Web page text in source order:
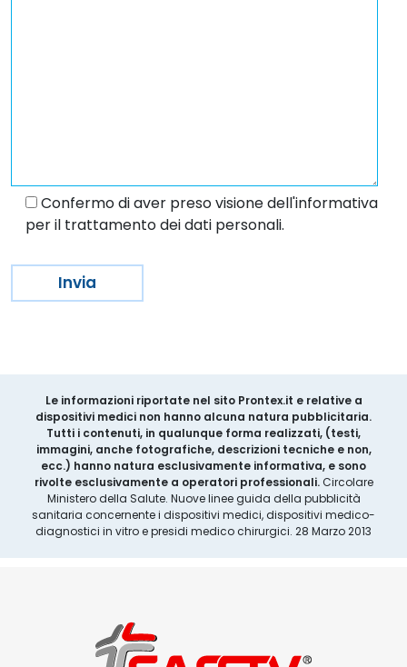
Confermo di aver preso visione dell'informativa
per il trattamento dei dati personali.
Le informazioni riportate nel sito Prontex.it e relative a
dispositivi medici non hanno alcuna natura pubblicitaria.
Tutti i contenuti, in qualunque forma realizzati, (testi,
immagini, anche fotografiche, descrizioni tecniche e non,
ecc.) hanno natura esclusivamente informativa, e sono
rivolte esclusivamente a operatori professionali.Circolare
Ministero della Salute. Nuove linee guida della pubblicità
sanitaria concernente i dispositivi medici, dispositivi medico-
diagnostici in vitro e presidi medico chirurgici. 28 Marzo 2013